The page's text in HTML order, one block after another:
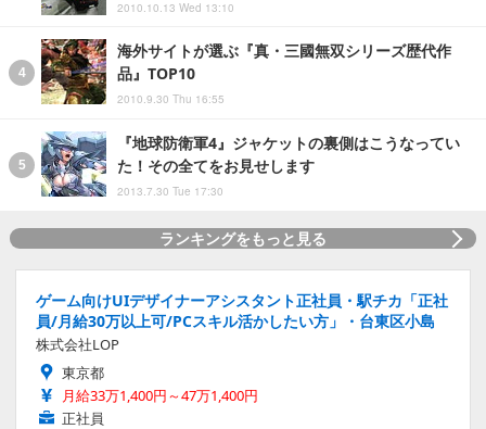
2010.10.13 Wed 13:10
海外サイトが選ぶ『真・三國無双シリーズ歴代作
品』TOP10
2010.9.30 Thu 16:55
『地球防衛軍4』ジャケットの裏側はこうなってい
た！その全てをお見せします
2013.7.30 Tue 17:30
ランキングをもっと見る
ゲーム向けUIデザイナーアシスタント正社員・駅チカ「正社
員/月給30万以上可/PCスキル活かしたい方」・台東区小島
株式会社LOP
東京都
月給33万1,400円～47万1,400円
正社員